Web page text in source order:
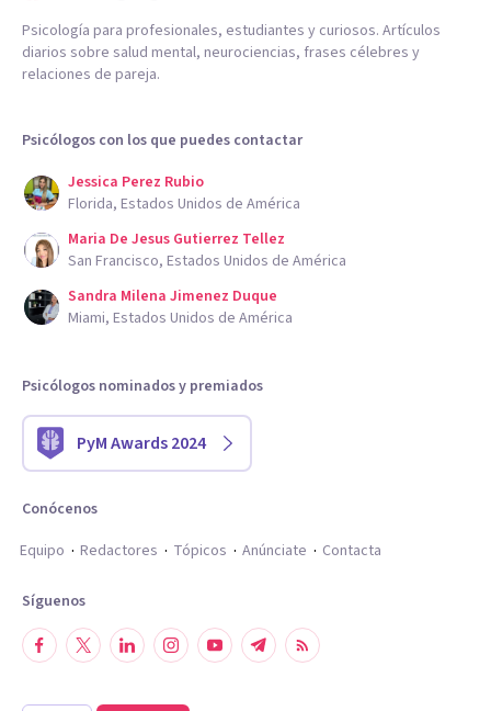
Psicología para profesionales, estudiantes y curiosos. Artículos
diarios sobre salud mental, neurociencias, frases célebres y
relaciones de pareja.
Psicólogos con los que puedes contactar
Jessica Perez Rubio
Florida, Estados Unidos de América
Maria De Jesus Gutierrez Tellez
San Francisco, Estados Unidos de América
Sandra Milena Jimenez Duque
Miami, Estados Unidos de América
Psicólogos nominados y premiados
PyM Awards 2024
Conócenos
Equipo
Redactores Tópicos Anúnciate Contacta
Síguenos